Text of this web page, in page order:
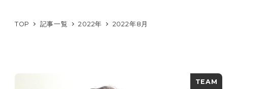
TOP 記事一覧 2022年 2022年8月
TEAM